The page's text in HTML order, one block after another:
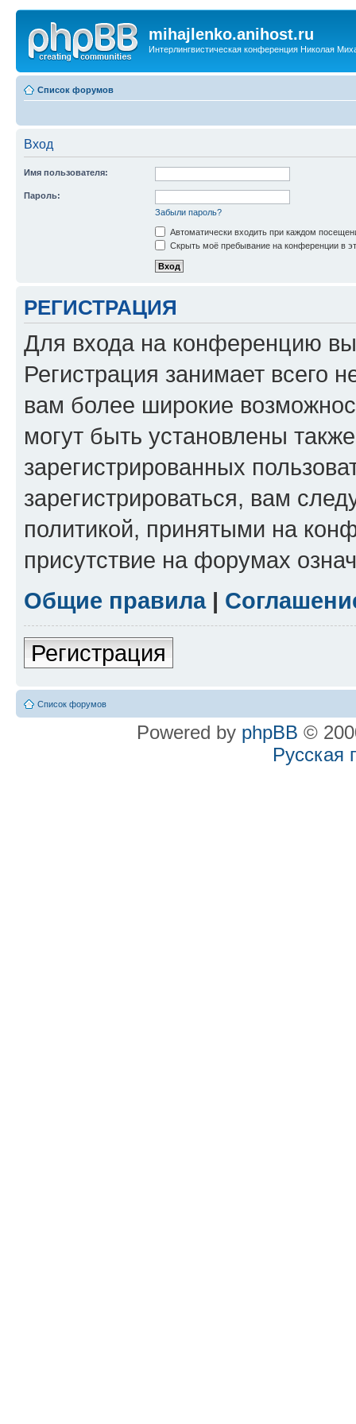
mihajlenko.anihost.ru
Интерлингвистическая конференция Николая
Список форумов
Вход
Имя пользователя:
Пароль:
Забыли пароль?
Автоматически входить при каждом
Скрыть моё пребывание на конференции в
РЕГИСТРАЦИЯ
Для входа на конференцию
Регистрация занимает всего
вам более широкие
могут быть установлены
зарегистрированных
зарегистрироваться, вам
политикой, принятыми на
присутствие на форумах
Общие правила|
Регистрация
Список форумов
Powered by phpBB ©
Русская